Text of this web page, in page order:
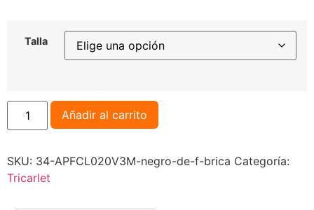
Talla
Añadir al carrito
SKU: 34-APFCL020V3M-negro-de-f-brica Categoría:
Tricarlet